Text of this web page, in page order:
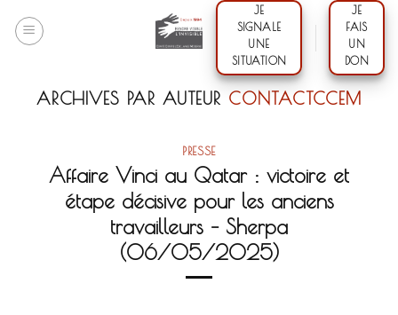
JE
SIGNALE
UNE
SITUATION
JE
FAIS
UN
DON
ARCHIVES PAR AUTEUR CONTACTCCEM
PRESSE
Affaire Vinci au Qatar : victoire et
étape décisive pour les anciens
travailleurs – Sherpa
(06/05/2025)